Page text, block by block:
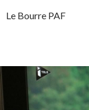
Le Bourre PAF